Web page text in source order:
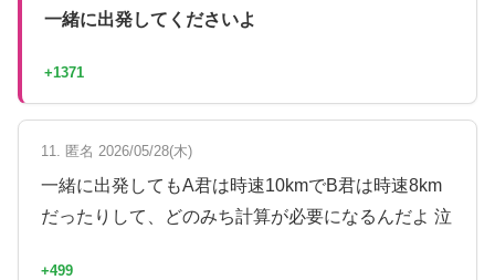
一緒に出発してくださいよ
+1371
11. 匿名 2026/05/28(木)
一緒に出発してもA君は時速10kmでB君は時速8km
だったりして、どのみち計算が必要になるんだよ 泣
+499